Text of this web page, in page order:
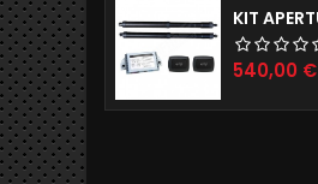
Prezzo
540,00 €